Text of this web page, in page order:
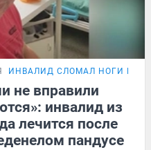
ИНВАЛИД СЛОМАЛ НОГИ НА
не вправили
инвалид из
лечится после
пандусе